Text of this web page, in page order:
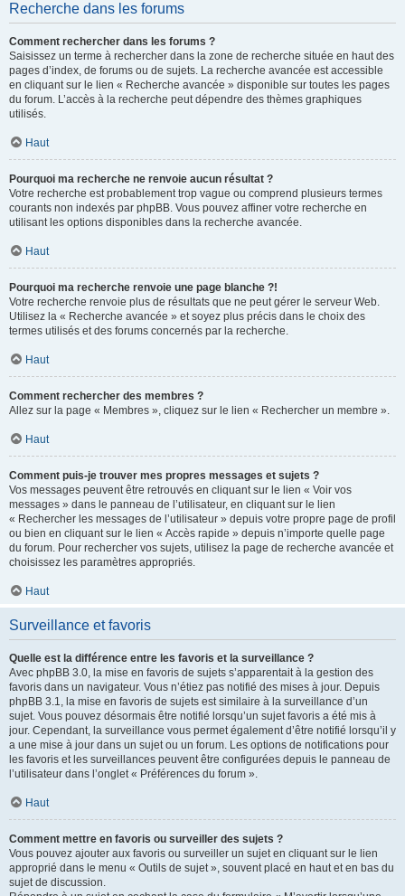
Recherche dans les forums
Comment rechercher dans les forums ?
Saisissez un terme à rechercher dans la zone de recherche située en haut des
pages d’index, de forums ou de sujets. La recherche avancée est accessible
en cliquant sur le lien « Recherche avancée » disponible sur toutes les pages
du forum. L’accès à la recherche peut dépendre des thèmes graphiques
utilisés.
Haut
Pourquoi ma recherche ne renvoie aucun résultat ?
Votre recherche est probablement trop vague ou comprend plusieurs termes
courants non indexés par phpBB. Vous pouvez affiner votre recherche en
utilisant les options disponibles dans la recherche avancée.
Haut
Pourquoi ma recherche renvoie une page blanche ?!
Votre recherche renvoie plus de résultats que ne peut gérer le serveur Web.
Utilisez la « Recherche avancée » et soyez plus précis dans le choix des
termes utilisés et des forums concernés par la recherche.
Haut
Comment rechercher des membres ?
Allez sur la page « Membres », cliquez sur le lien « Rechercher un membre ».
Haut
Comment puis-je trouver mes propres messages et sujets ?
Vos messages peuvent être retrouvés en cliquant sur le lien « Voir vos
messages » dans le panneau de l’utilisateur, en cliquant sur le lien
« Rechercher les messages de l’utilisateur » depuis votre propre page de profil
ou bien en cliquant sur le lien « Accès rapide » depuis n’importe quelle page
du forum. Pour rechercher vos sujets, utilisez la page de recherche avancée et
choisissez les paramètres appropriés.
Haut
Surveillance et favoris
Quelle est la différence entre les favoris et la surveillance ?
Avec phpBB 3.0, la mise en favoris de sujets s’apparentait à la gestion des
favoris dans un navigateur. Vous n’étiez pas notifié des mises à jour. Depuis
phpBB 3.1, la mise en favoris de sujets est similaire à la surveillance d’un
sujet. Vous pouvez désormais être notifié lorsqu’un sujet favoris a été mis à
jour. Cependant, la surveillance vous permet également d’être notifié lorsqu’il y
a une mise à jour dans un sujet ou un forum. Les options de notifications pour
les favoris et les surveillances peuvent être configurées depuis le panneau de
l’utilisateur dans l’onglet « Préférences du forum ».
Haut
Comment mettre en favoris ou surveiller des sujets ?
Vous pouvez ajouter aux favoris ou surveiller un sujet en cliquant sur le lien
approprié dans le menu « Outils de sujet », souvent placé en haut et en bas du
sujet de discussion.